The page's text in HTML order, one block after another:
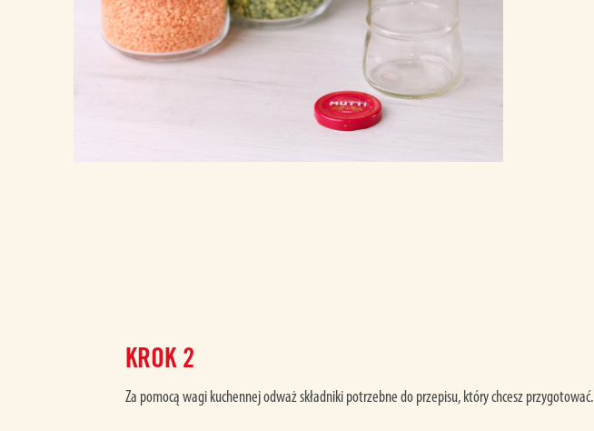
KROK2
Za pomocą wagi kuchennej odważ składniki potrzebne do przepisu, który chcesz przygotować.